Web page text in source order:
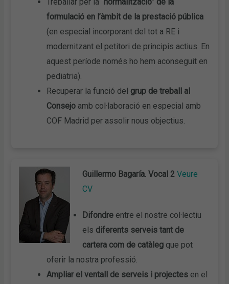
formulació en l’àmbit de la prestació pública
(en especial incorporant del tot a RE i
modernitzant el petitori de principis actius. En
aquest període només ho hem aconseguit en
pediatria).
Recuperar la funció del grup de treball al
Consejo amb col·laboració en especial amb
COF Madrid per assolir nous objectius.
Guillermo Bagaría. Vocal 2Veure
CV
Difondre entre el nostre col·lectiu
els diferents serveis tant de
cartera com de catàleg que pot
oferir la nostra professió.
Ampliar el ventall de serveis i projectes en el